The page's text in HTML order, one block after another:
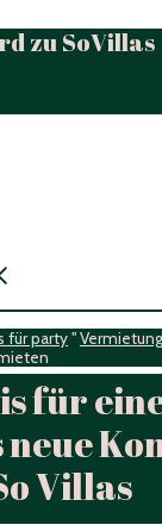
zu SoVillas
für party"
für
Villas